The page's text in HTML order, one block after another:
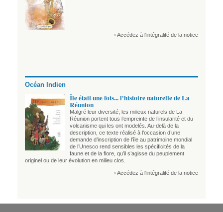
› Accédez à l'intégralité de la notice
Océan Indien
Île était une fois... l'histoire naturelle de La
Réunion
Malgré leur diversité, les milieux naturels de La
Réunion portent tous l’empreinte de l’insularité et du
volcanisme qui les ont modelés. Au-delà de la
description, ce texte réalisé à l’occasion d’une
demande d’inscription de l’île au patrimoine mondial
de l’Unesco rend sensibles les spécificités de la
faune et de la flore, qu’il s’agisse du peuplement
originel ou de leur évolution en milieu clos.
› Accédez à l'intégralité de la notice